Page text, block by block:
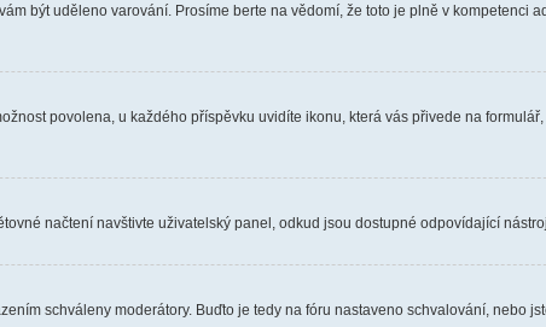
být uděleno varování. Prosíme berte na vědomí, že toto je plně v kompetenci
povolena, u každého příspěvku uvidíte ikonu, která vás přivede na
načtení navštivte uživatelský panel, odkud jsou dostupné odpovídající
schváleny moderátory. Buďto je tedy na fóru nastaveno schvalování, nebo